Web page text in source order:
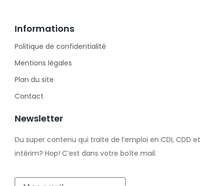
Informations
Politique de confidentialité
Mentions légales
Plan du site
Contact
Newsletter
Du super contenu qui traite de l’emploi en CDI, CDD et
intérim? Hop! C’est dans votre boîte mail.